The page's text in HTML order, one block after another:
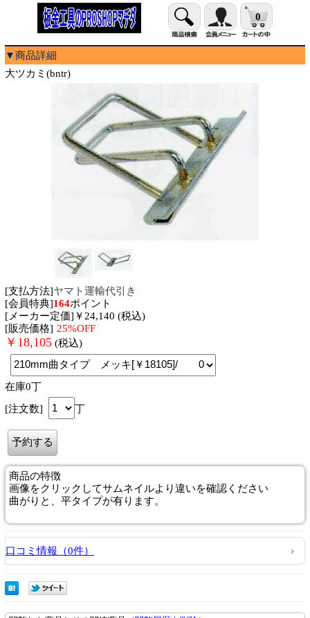
0
▼商品詳細
大ツカミ(bntr)
[支払方法]ヤマト運輸代引き
[会員特典]164ポイント
[メーカー定価]￥24,140 (税込)
[販売価格] 25%OFF
￥ 18,105 (税込)
在庫0丁
[注文数]
丁
商品の特徴
画像をクリックしてサムネイルより違いを確認ください
曲がりと、平タイプが有ります。
口コミ情報（0件）